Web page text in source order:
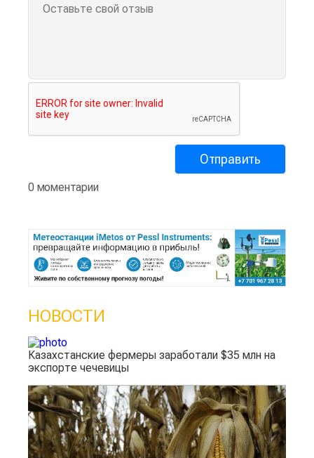
0 моментарии
НОВОСТИ
Казахстанские фермеры заработали $35 млн на
экспорте чечевицы